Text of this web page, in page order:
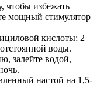
чтобы избежать
мощный стимулятор
кислоты; 2
воды.
залейте водой,
настой на 1,5-